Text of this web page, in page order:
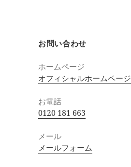
お問い合わせ
ホームページ
オフィシャルホームページ
お電話
0120 181 663
メール
メールフォーム